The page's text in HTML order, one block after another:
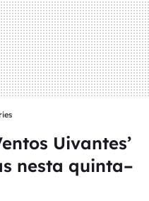
Uivantes’
nesta quinta–